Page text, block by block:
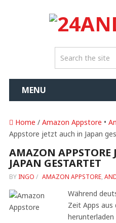
MENU
Home / Amazon Appstore •
Appstore jetzt auch in Japan
AMAZON APPSTORE
JAPAN GESTARTET
BY INGO / AMAZON APPSTORE,
Während
Zeit Apps